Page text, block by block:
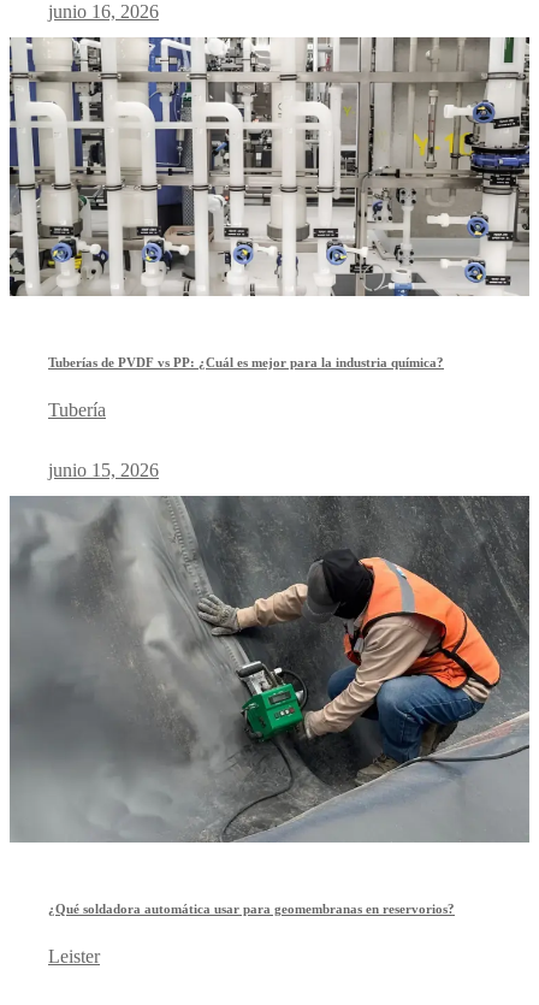
junio 16, 2026
Tuberías de PVDF vs PP: ¿Cuál es mejor para la industria química?
Tubería
junio 15, 2026
¿Qué soldadora automática usar para geomembranas en reservorios?
Leister